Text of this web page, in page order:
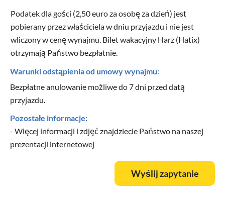
Podatek dla gości (2,50 euro za osobę za dzień) jest
pobierany przez właściciela w dniu przyjazdu i nie jest
wliczony w cenę wynajmu. Bilet wakacyjny Harz (Hatix)
otrzymają Państwo bezpłatnie.
Warunki odstąpienia od umowy wynajmu:
Bezpłatne anulowanie możliwe do 7 dni przed datą
przyjazdu.
Pozostałe informacje:
- Więcej informacji i zdjęć znajdziecie Państwo na naszej
prezentacji internetowej
Wyślij zapytanie